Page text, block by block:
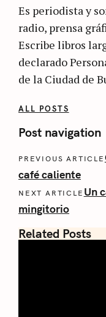
Es periodista y
radio, prensa
Escribe libros
declarado
de la Ciudad de
ALL POSTS
Post navigation
PREVIOUS ARTICLE
café caliente
NEXT ARTICLE Un
mingitorio
Related Posts